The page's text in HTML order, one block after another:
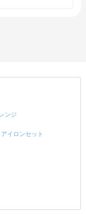
ンジ
イロンセット